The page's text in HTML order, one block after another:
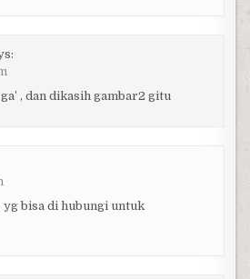
, dan dikasih gambar2 gitu
bisa di hubungi untuk